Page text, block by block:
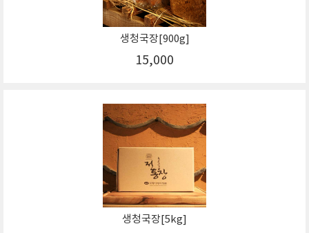
생청국장[900g]
15,000
생청국장[5kg]